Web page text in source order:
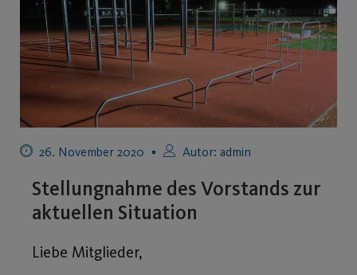
26. November 2020 Autor: admin
Stellungnahme des Vorstands zur
aktuellen Situation
Liebe Mitglieder,